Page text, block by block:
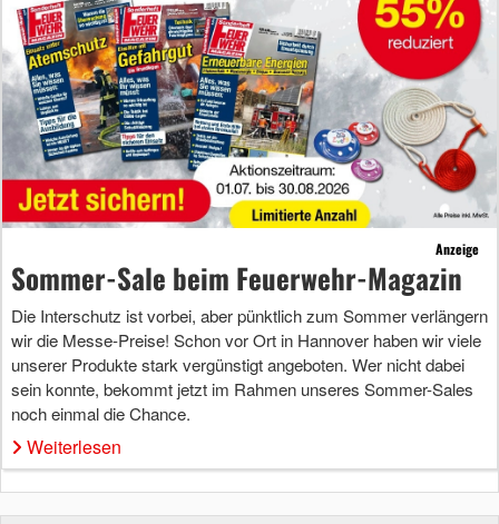
Anzeige
Sommer-Sale beim Feuerwehr-Magazin
Die Interschutz ist vorbei, aber pünktlich zum Sommer verlängern
wir die Messe-Preise! Schon vor Ort in Hannover haben wir viele
unserer Produkte stark vergünstigt angeboten. Wer nicht dabei
sein konnte, bekommt jetzt im Rahmen unseres Sommer-Sales
noch einmal die Chance.
Weiterlesen